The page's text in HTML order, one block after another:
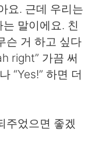
요. 근데 우리는
말이에요. 친
슨 거 하고 싶다
right” 가끔 써
“Yes!” 하면 더
주었으면 좋겠